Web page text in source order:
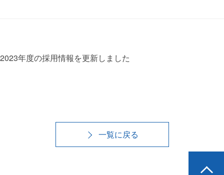
2023年度の採用情報を更新しました
一覧に戻る